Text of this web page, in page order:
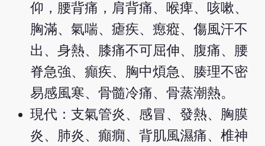
仰，腰背痛，肩背痛、喉痺、咳嗽、
胸滿、氣喘、瘧疾、瘛瘲、傷風汗不
出、身熱、膝痛不可屈伸、腹痛、腰
脊急強、癲疾、胸中煩急、腠理不密
易感風寒、骨髓冷痛、骨蒸潮熱。
現代：支氣管炎、感冒、發熱、胸膜
炎、肺炎、癲癇、背肌風濕痛、椎神